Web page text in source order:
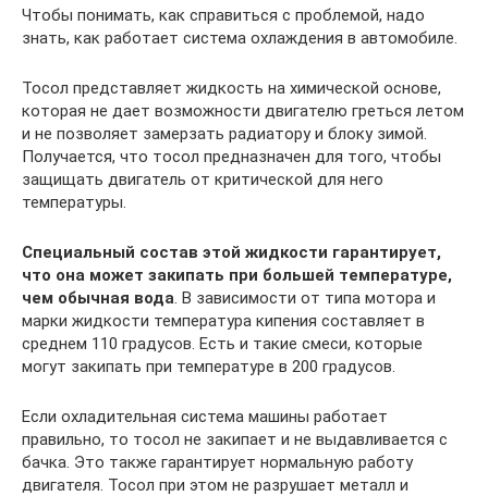
Чтобы понимать, как справиться с проблемой, надо
знать, как работает система охлаждения в автомобиле.
Тосол представляет жидкость на химической основе,
которая не дает возможности двигателю греться летом
и не позволяет замерзать радиатору и блоку зимой.
Получается, что тосол предназначен для того, чтобы
защищать двигатель от критической для него
температуры.
Специальный состав этой жидкости гарантирует,
что она может закипать при большей температуре,
чем обычная вода. В зависимости от типа мотора и
марки жидкости температура кипения составляет в
среднем 110 градусов. Есть и такие смеси, которые
могут закипать при температуре в 200 градусов.
Если охладительная система машины работает
правильно, то тосол не закипает и не выдавливается с
бачка. Это также гарантирует нормальную работу
двигателя. Тосол при этом не разрушает металл и